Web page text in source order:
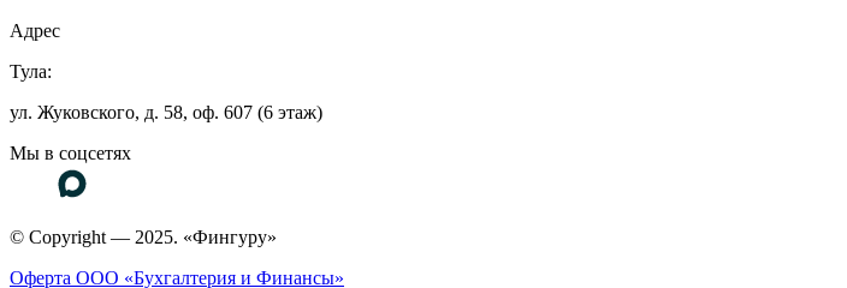
Адрес
Тула:
ул. Жуковского, д. 58, оф. 607 (6 этаж)
Мы в соцсетях
© Copyright — 2025. «Фингуру»
Оферта ООО «Бухгалтерия и Финансы»